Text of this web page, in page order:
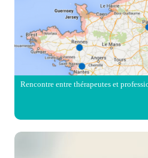
Rencontre entre thérapeutes et